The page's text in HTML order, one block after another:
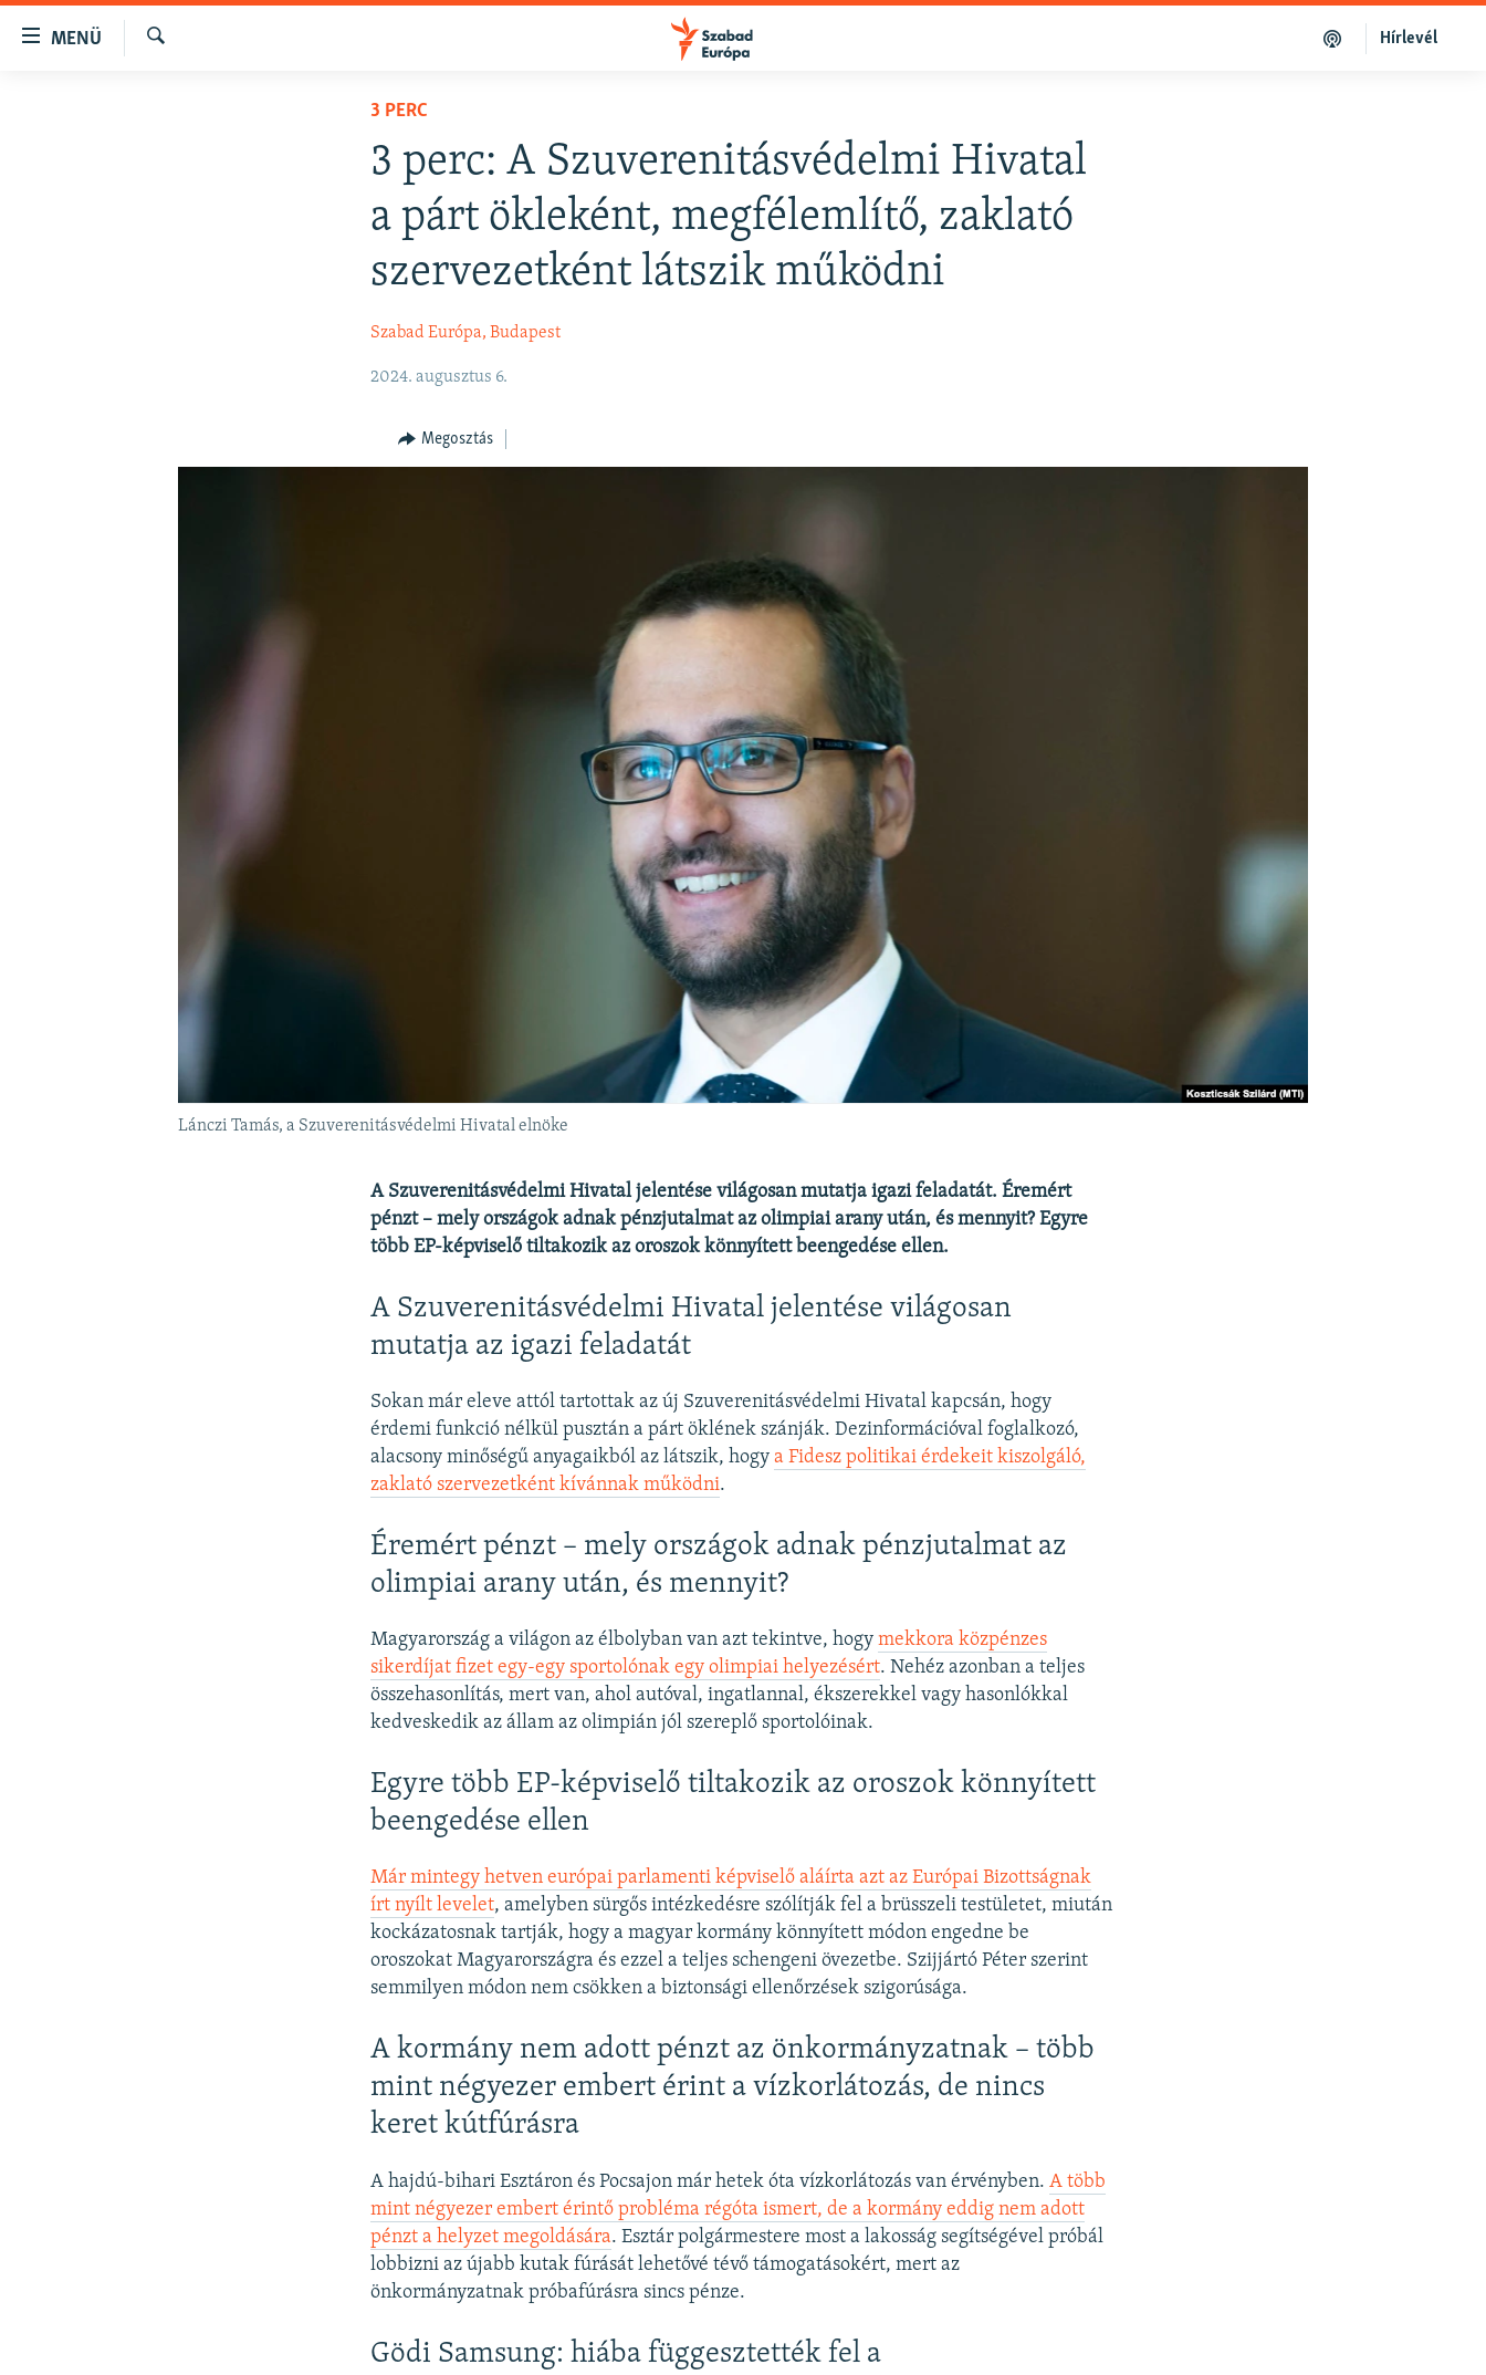
Akadálymentes
MENÜ Hírlevél
3 PERC
3 perc: A Szuverenitásvédelmi Hivatal
a párt ökleként, megfélemlítő, zaklató
szervezetként látszik működni
Szabad Európa, Budapest
2024. augusztus 6.
Megosztás
Lánczi Tamás, a Szuverenitásvédelmi Hivatal elnöke
A Szuverenitásvédelmi Hivatal jelentése világosan mutatja igazi feladatát. Éremért
pénzt – mely országok adnak pénzjutalmat az olimpiai arany után, és mennyit? Egyre
több EP-képviselő tiltakozik az oroszok könnyített beengedése ellen.
A Szuverenitásvédelmi Hivatal jelentése világosan
mutatja az igazi feladatát
Sokan már eleve attól tartottak az új Szuverenitásvédelmi Hivatal kapcsán, hogy
érdemi funkció nélkül pusztán a párt öklének szánják. Dezinformációval foglalkozó,
alacsony minőségű anyagaikból az látszik, hogya Fidesz politikai érdekeit kiszolgáló,
zaklató szervezetként kívánnak működni.
Éremért pénzt – mely országok adnak pénzjutalmat az
olimpiai arany után, és mennyit?
Magyarország a világon az élbolyban van azt tekintve, hogymekkora közpénzes
sikerdíjat fizet egy-egy sportolónak egy olimpiai helyezésért. Nehéz azonban a teljes
összehasonlítás, mert van, ahol autóval, ingatlannal, ékszerekkel vagy hasonlókkal
kedveskedik az állam az olimpián jól szereplő sportolóinak.
Egyre több EP-képviselő tiltakozik az oroszok könnyített
beengedése ellen
Már mintegy hetven európai parlamenti képviselő aláírta azt az Európai Bizottságnak
írt nyílt levelet, amelyben sürgős intézkedésre szólítják fel a brüsszeli testületet, miután
kockázatosnak tartják, hogy a magyar kormány könnyített módon engedne be
oroszokat Magyarországra és ezzel a teljes schengeni övezetbe. Szijjártó Péter szerint
semmilyen módon nem csökken a biztonsági ellenőrzések szigorúsága.
A kormány nem adott pénzt az önkormányzatnak – több
mint négyezer embert érint a vízkorlátozás, de nincs
keret kútfúrásra
A hajdú-bihari Esztáron és Pocsajon már hetek óta vízkorlátozás van érvényben.A több
mint négyezer embert érintő probléma régóta ismert, de a kormány eddig nem adott
pénzt a helyzet megoldására. Esztár polgármestere most a lakosság segítségével próbál
lobbizni az újabb kutak fúrását lehetővé tévő támogatásokért, mert az
önkormányzatnak próbafúrásra sincs pénze.
Gödi Samsung: hiába függesztették fel a